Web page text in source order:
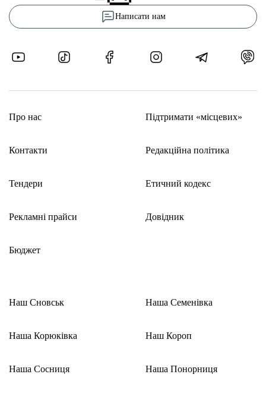
Написати нам
Про нас
Контакти
Тендери
Рекламні прайси
Бюджет
Підтримати «місцевих»
Редакційна політика
Етичний кодекс
Довідник
Наш Сновськ
Наша Корюківка
Наша Сосниця
Наша Семенівка
Наш Короп
Наша Понорниця